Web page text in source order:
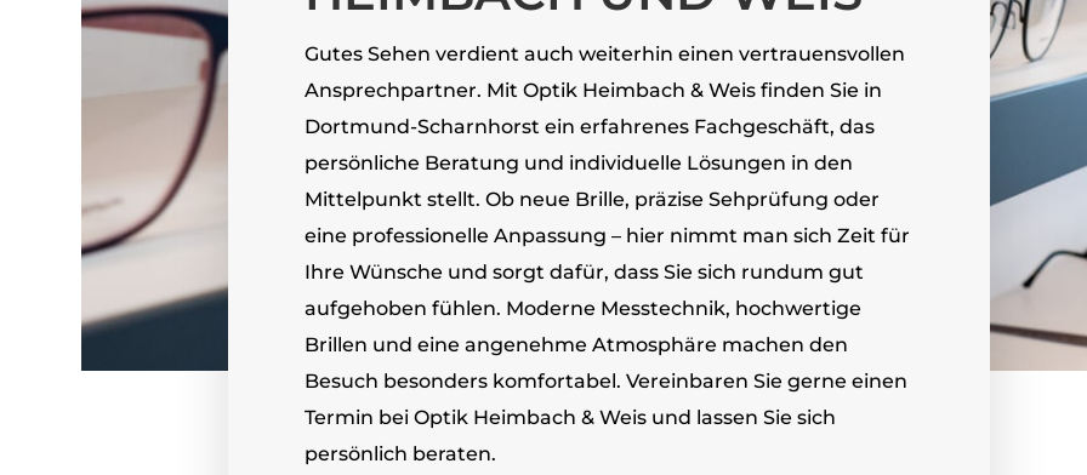
Gutes Sehen verdient auch weiterhin einen vertrauensvollen
Ansprechpartner. Mit Optik Heimbach & Weis finden Sie in
Dortmund-Scharnhorst ein erfahrenes Fachgeschäft, das
persönliche Beratung und individuelle Lösungen in den
Mittelpunkt stellt. Ob neue Brille, präzise Sehprüfung oder
eine professionelle Anpassung – hier nimmt man sich Zeit für
Ihre Wünsche und sorgt dafür, dass Sie sich rundum gut
aufgehoben fühlen. Moderne Messtechnik, hochwertige
Brillen und eine angenehme Atmosphäre machen den
Besuch besonders komfortabel. Vereinbaren Sie gerne einen
Termin bei Optik Heimbach & Weis und lassen Sie sich
persönlich beraten.